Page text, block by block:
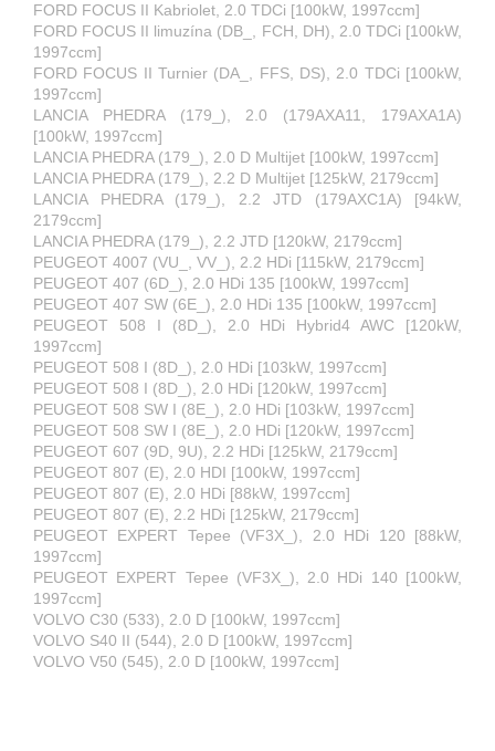
FORD FOCUS II Kabriolet, 2.0 TDCi [100kW, 1997ccm]
FORD FOCUS II limuzína (DB_, FCH, DH), 2.0 TDCi [100kW,
1997ccm]
FORD FOCUS II Turnier (DA_, FFS, DS), 2.0 TDCi [100kW,
1997ccm]
LANCIA PHEDRA (179_), 2.0 (179AXA11, 179AXA1A)
[100kW, 1997ccm]
LANCIA PHEDRA (179_), 2.0 D Multijet [100kW, 1997ccm]
LANCIA PHEDRA (179_), 2.2 D Multijet [125kW, 2179ccm]
LANCIA PHEDRA (179_), 2.2 JTD (179AXC1A) [94kW,
2179ccm]
LANCIA PHEDRA (179_), 2.2 JTD [120kW, 2179ccm]
PEUGEOT 4007 (VU_, VV_), 2.2 HDi [115kW, 2179ccm]
PEUGEOT 407 (6D_), 2.0 HDi 135 [100kW, 1997ccm]
PEUGEOT 407 SW (6E_), 2.0 HDi 135 [100kW, 1997ccm]
PEUGEOT 508 I (8D_), 2.0 HDi Hybrid4 AWC [120kW,
1997ccm]
PEUGEOT 508 I (8D_), 2.0 HDi [103kW, 1997ccm]
PEUGEOT 508 I (8D_), 2.0 HDi [120kW, 1997ccm]
PEUGEOT 508 SW I (8E_), 2.0 HDi [103kW, 1997ccm]
PEUGEOT 508 SW I (8E_), 2.0 HDi [120kW, 1997ccm]
PEUGEOT 607 (9D, 9U), 2.2 HDi [125kW, 2179ccm]
PEUGEOT 807 (E), 2.0 HDI [100kW, 1997ccm]
PEUGEOT 807 (E), 2.0 HDi [88kW, 1997ccm]
PEUGEOT 807 (E), 2.2 HDi [125kW, 2179ccm]
PEUGEOT EXPERT Tepee (VF3X_), 2.0 HDi 120 [88kW,
1997ccm]
PEUGEOT EXPERT Tepee (VF3X_), 2.0 HDi 140 [100kW,
1997ccm]
VOLVO C30 (533), 2.0 D [100kW, 1997ccm]
VOLVO S40 II (544), 2.0 D [100kW, 1997ccm]
VOLVO V50 (545), 2.0 D [100kW, 1997ccm]